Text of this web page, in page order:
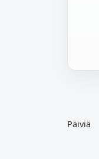
Päiviä